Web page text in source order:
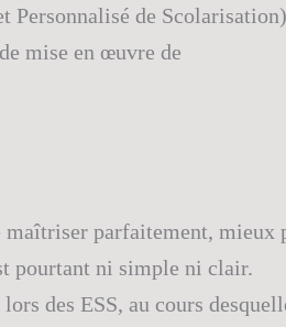
Personnalisé de
mise en œuvre de
maîtriser parfaitement, mieux
pourtant ni simple ni clair.
des ESS, au cours